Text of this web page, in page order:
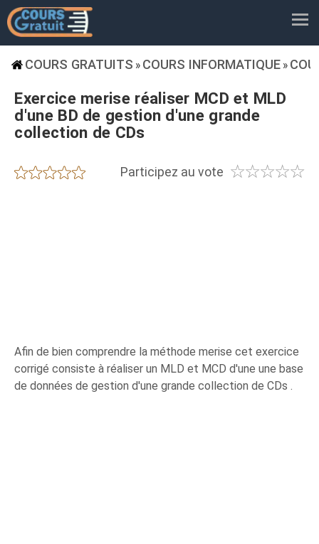
COURS GRATUITS » COURS INFORMATIQUE »
Exercice merise réaliser MCD et MLD
d'une BD de gestion d'une grande
collection de CDs
Participez au vote ☆☆☆☆☆
★★★★★
Afin de bien comprendre la méthode merise cet exercice
corrigé consiste à réaliser un MLD et MCD d'une une base
de données de gestion d'une grande collection de CDs .